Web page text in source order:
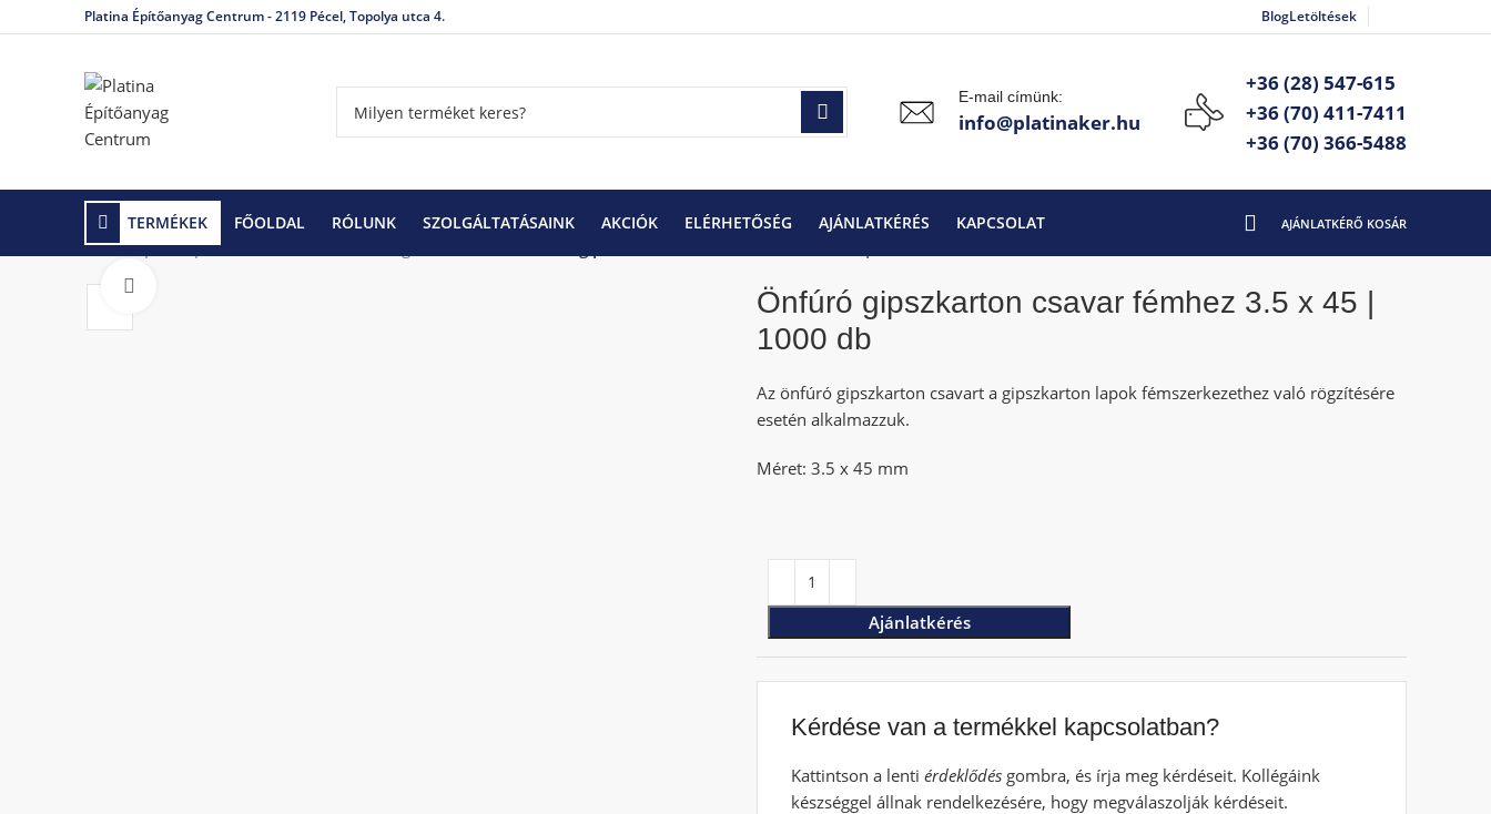
Platina Építőanyag Centrum - 2119 Pécel, Topolya utca 4. BlogLetöltések
E-mail címünk:
info@platinaker.hu
+36 (28) 547-615
+36 (70) 411-7411
+36 (70) 366-5488
TERMÉKEK FŐOLDAL RÓLUNK SZOLGÁLTATÁSAINK AKCIÓK ELÉRHETŐSÉG AJÁNLATKÉRÉS KAPCSOLAT
Kezdőlap Gipszkarton rendszerek
Önfúró gipszkarton csavar fémhez 3.5 x 45 |
1000 db
Az önfúró gipszkarton csavart a gipszkarton lapok fémszerkezethez való rögzítésére
esetén alkalmazzuk.
Méret: 3.5 x 45 mm
Ajánlatkérés
Kérdése van a termékkel kapcsolatban?
Kattintson a lenti érdeklődés gombra, és írja meg kérdéseit. Kollégáink
készséggel állnak rendelkezésére, hogy megválaszolják kérdéseit.